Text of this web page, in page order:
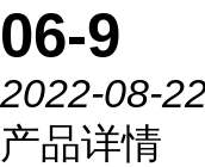
06-9
2022-08-
产品详情